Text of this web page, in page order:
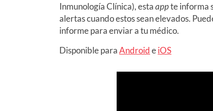
Inmunología Clínica), estaappte informa
alertas cuando estos sean elevados.
informe para enviar a tu médico.
Disponible paraAndroideiOS